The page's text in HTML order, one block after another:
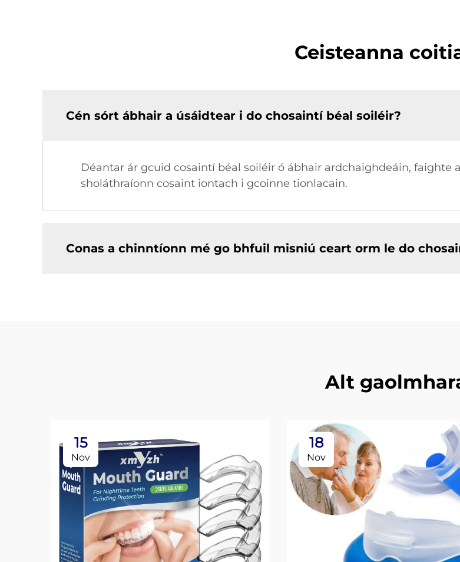
Ceisteanna
Cén sórt ábhair a úsáidtear i do chosaintí béal soiléir?
Déantar ár gcuid cosaintí béal soiléir ó ábhair ardchaighdeáin, faighte
sholáthraíonn cosaint iontach i gcoinne tionlacain.
Conas a chinntíonn mé go bhfuil misniú ceart orm le do
Alt
15
Nov
18
Nov